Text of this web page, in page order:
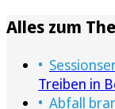
Alles zum
Treiben in
Abfall